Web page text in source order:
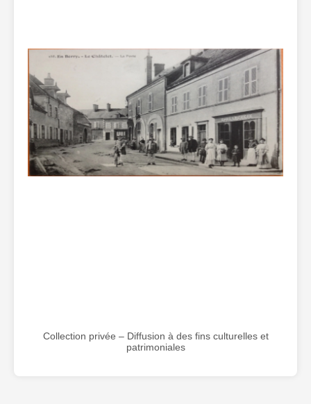
Collection privée – Diffusion à des fins culturelles et
patrimoniales